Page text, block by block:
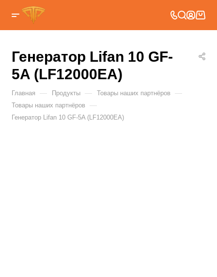
Генератор Lifan 10 GF-
5A (LF12000ЕА)
Главная — Продукты — Товары наших партнёров —
Товары наших партнёров —
Генератор Lifan 10 GF-5A (LF12000ЕА)